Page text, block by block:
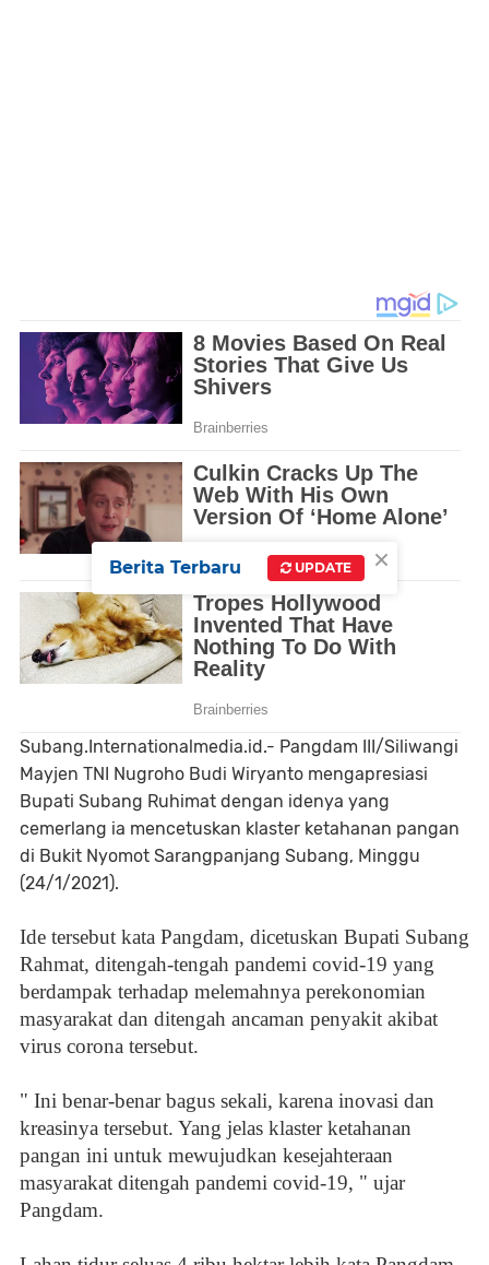
Subang.Internationalmedia.id.- Pangdam III/Siliwangi
Mayjen TNI Nugroho Budi Wiryanto mengapresiasi
Bupati Subang Ruhimat dengan idenya yang
cemerlang ia mencetuskan klaster ketahanan pangan
di Bukit Nyomot Sarangpanjang Subang, Minggu
(24/1/2021).
Ide tersebut kata Pangdam, dicetuskan Bupati Subang
Rahmat, ditengah-tengah pandemi covid-19 yang
berdampak terhadap melemahnya perekonomian
masyarakat dan ditengah ancaman penyakit akibat
virus corona tersebut.
" Ini benar-benar bagus sekali, karena inovasi dan
kreasinya tersebut. Yang jelas klaster ketahanan
pangan ini untuk mewujudkan kesejahteraan
masyarakat ditengah pandemi covid-19, " ujar
Pangdam.
×
Berita Terbaru UPDATE